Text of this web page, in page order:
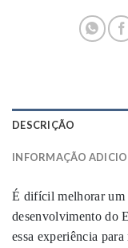
DESCRIÇÃO
INFORMAÇÃO
É difícil melhorar um
desenvolvimento do
essa experiência